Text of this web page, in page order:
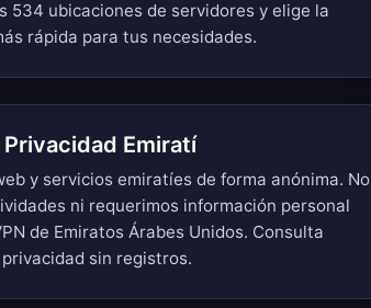
534 ubicaciones de servidores y elige la
rápida para tus necesidades.
Emiratí
y servicios emiratíes de forma anónima. No
ni requerimos información personal
de Emiratos Árabes Unidos. Consulta
sin registros.